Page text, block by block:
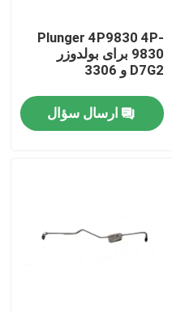
Plunger 4P9830 4P-
9830 برای بولدوزر
D7G2 و 3306
ارسال سؤال